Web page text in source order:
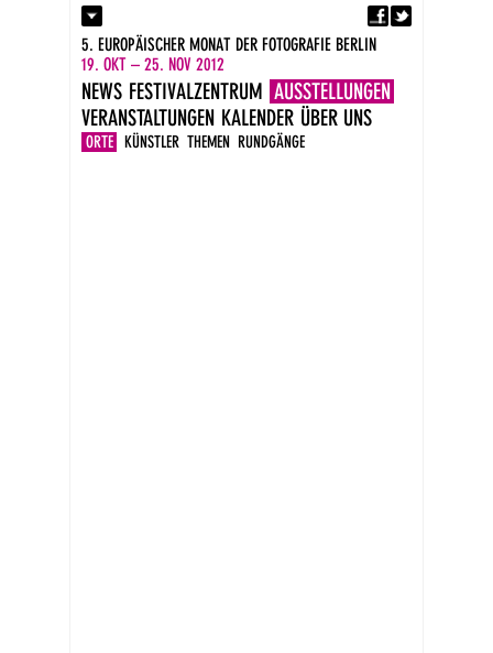
Kontakt
Presse
Impressum
DE
EN
5. EUROPÄISCHER MONAT DER FOTOGRAFIE BERLIN
19. OKT – 25. NOV 2012
NEWS FESTIVALZENTRUM AUSSTELLUNGEN
ORTE KÜNSTLER THEMEN RUNDGÄNGE
VERANSTALTUNGEN KALENDER ÜBER UNS